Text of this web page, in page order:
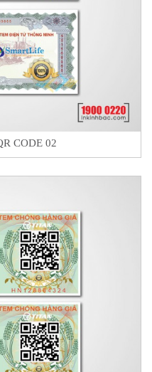
CODE 02